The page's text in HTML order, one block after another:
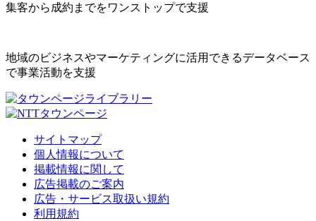
集客から成約までをワンストップで支援
地域のビジネスやマーケティングに活用できるデータベース
で事業活動を支援
サイトマップ
個人情報について
掲載情報に関して
広告掲載のご案内
広告・サービス取扱い規約
利用規約